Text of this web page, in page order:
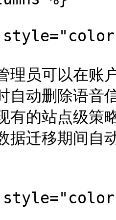
理员可以在账
自动删除语音
有的站点级策
据迁移期间自